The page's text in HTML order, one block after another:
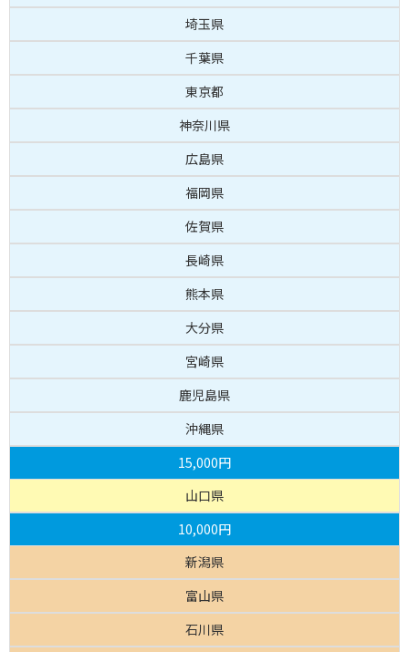
埼玉県
千葉県
東京都
神奈川県
広島県
福岡県
佐賀県
長崎県
熊本県
大分県
宮崎県
鹿児島県
沖縄県
15,000円
山口県
10,000円
新潟県
富山県
石川県